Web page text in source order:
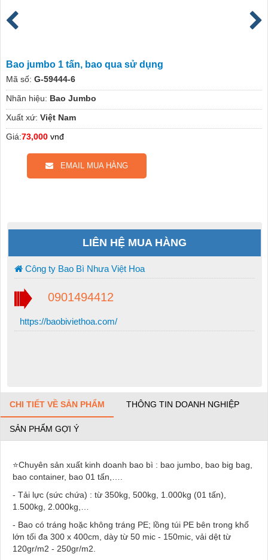
Bao jumbo 1 tấn, bao qua sử dụng
Mã số: G-59444-6
Nhãn hiệu: Bao Jumbo
Xuất xứ: Việt Nam
Giá:73,000 vnđ
EMAIL MUA HÀNG
LIÊN HỆ MUA HÀNG
Công ty Bao Bì Nhưa Việt Hoa
0901494412
https://baobiviethoa.com/
CHI TIẾT VỀ SẢN PHẨM THÔNG TIN DOANH NGHIỆP
SẢN PHẨM GỢI Ý
⭐Chuyên sản xuất kinh doanh bao bì : bao jumbo, bao big bag,
bao container, bao 01 tấn,….
- Tải lực (sức chứa) : từ 350kg, 500kg, 1.000kg (01 tấn),
1.500kg, 2.000kg,…
- Bao có tráng hoặc không tráng PE; lồng túi PE bên trong khổ
lớn tối đa 300 x 400cm, dày từ 50 mic - 150mic, vải dệt từ
120gr/m2 - 250gr/m2.